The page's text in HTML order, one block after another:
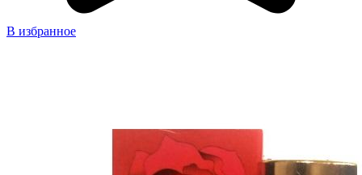
В избранное